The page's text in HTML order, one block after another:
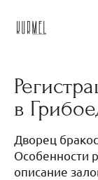
в
Дворец
Особенности
описание